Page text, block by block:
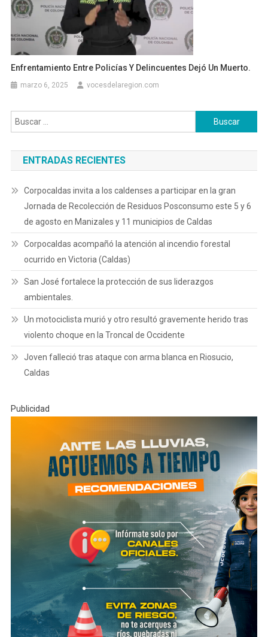
Enfrentamiento Entre Policías Y Delincuentes Dejó Un Muerto.
marzo 6, 2025 vocesdelaregion.com
Buscar:
ENTRADAS RECIENTES
Corpocaldas invita a los caldenses a participar en la gran
Jornada de Recolección de Residuos Posconsumo este 5 y 6
de agosto en Manizales y 11 municipios de Caldas
Corpocaldas acompañó la atención al incendio forestal
ocurrido en Victoria (Caldas)
San José fortalece la protección de sus liderazgos
ambientales.
Un motociclista murió y otro resultó gravemente herido tras
violento choque en la Troncal de Occidente
Joven falleció tras ataque con arma blanca en Riosucio,
Caldas
Publicidad